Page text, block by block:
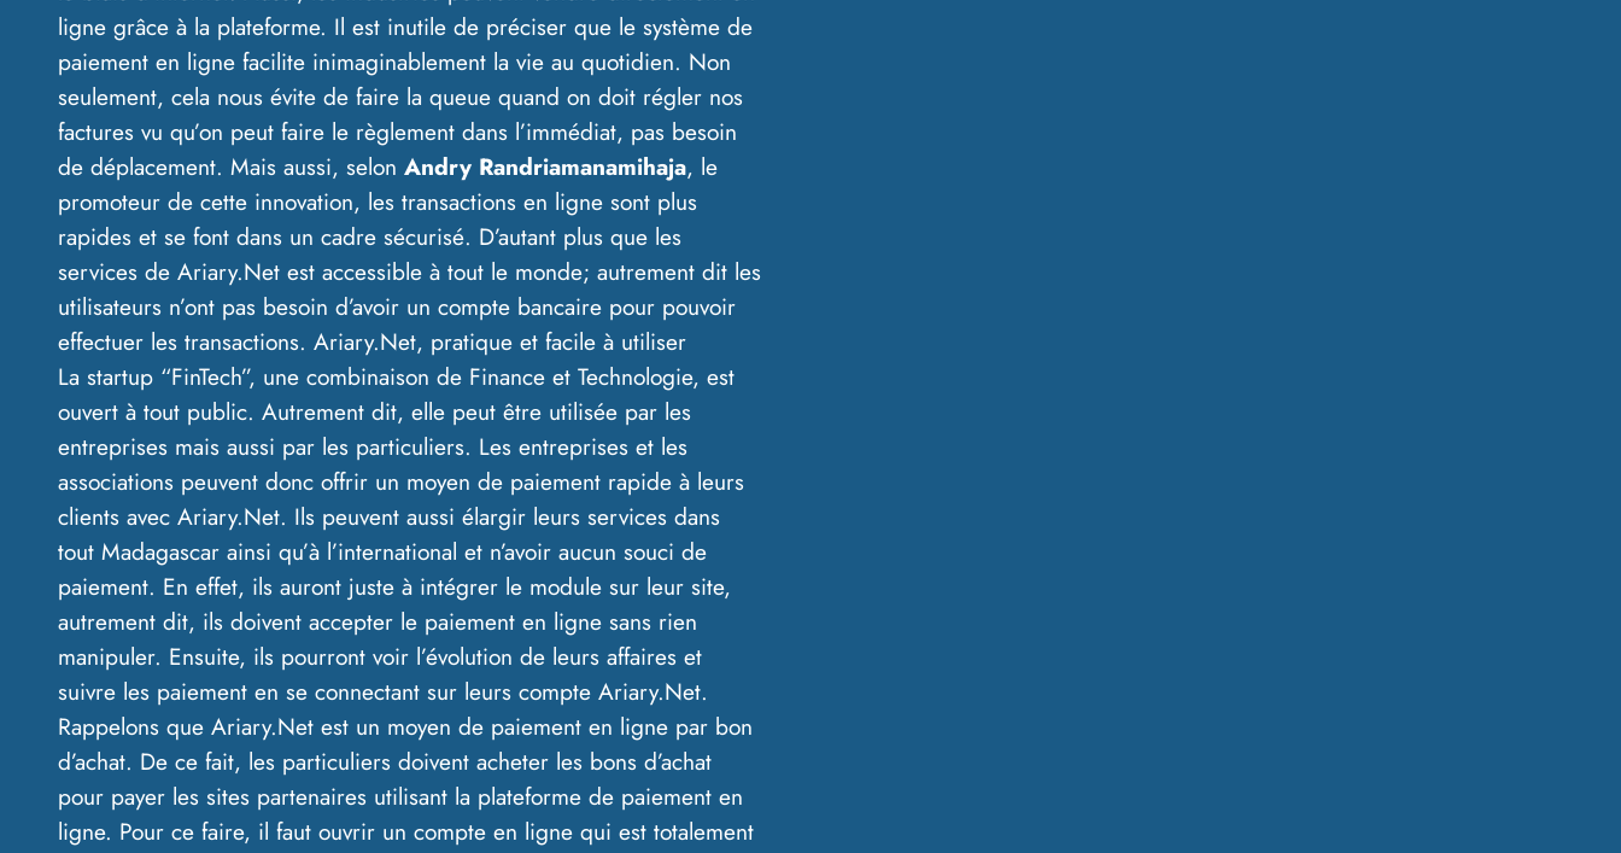
ligne grâce à la plateforme. Il est inutile de préciser que le système de
paiement en ligne facilite inimaginablement la vie au quotidien. Non
seulement, cela nous évite de faire la queue quand on doit régler nos
factures vu qu’on peut faire le règlement dans l’immédiat, pas besoin
de déplacement. Mais aussi, selon Andry Randriamanamihaja, le
promoteur de cette innovation, les transactions en ligne sont plus
rapides et se font dans un cadre sécurisé. D’autant plus que les
services de Ariary.Net est accessible à tout le monde; autrement dit les
utilisateurs n’ont pas besoin d’avoir un compte bancaire pour pouvoir
effectuer les transactions. Ariary.Net, pratique et facile à utiliser
La startup “FinTech”, une combinaison de Finance et Technologie, est
ouvert à tout public. Autrement dit, elle peut être utilisée par les
entreprises mais aussi par les particuliers. Les entreprises et les
associations peuvent donc offrir un moyen de paiement rapide à leurs
clients avec Ariary.Net. Ils peuvent aussi élargir leurs services dans
tout Madagascar ainsi qu’à l’international et n’avoir aucun souci de
paiement. En effet, ils auront juste à intégrer le module sur leur site,
autrement dit, ils doivent accepter le paiement en ligne sans rien
manipuler. Ensuite, ils pourront voir l’évolution de leurs affaires et
suivre les paiement en se connectant sur leurs compte Ariary.Net.
Rappelons que Ariary.Net est un moyen de paiement en ligne par bon
d’achat. De ce fait, les particuliers doivent acheter les bons d’achat
pour payer les sites partenaires utilisant la plateforme de paiement en
ligne. Pour ce faire, il faut ouvrir un compte en ligne qui est totalement